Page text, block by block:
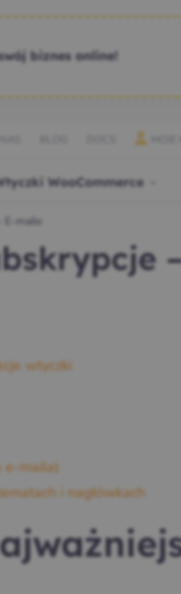
biznes online!
WooCommerce
E-maile
wtyczki
i nagłówkach